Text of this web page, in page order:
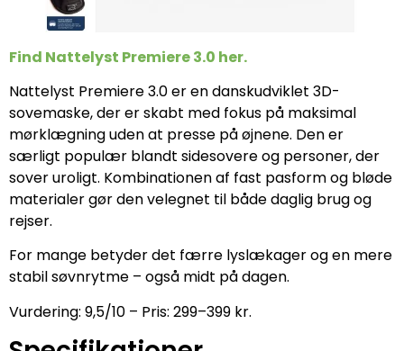
Find Nattelyst Premiere 3.0 her.
Nattelyst Premiere 3.0 er en danskudviklet 3D-
sovemaske, der er skabt med fokus på maksimal
mørklægning uden at presse på øjnene. Den er
særligt populær blandt sidesovere og personer, der
sover uroligt. Kombinationen af fast pasform og bløde
materialer gør den velegnet til både daglig brug og
rejser.
For mange betyder det færre lyslækager og en mere
stabil søvnrytme – også midt på dagen.
Vurdering: 9,5/10 – Pris: 299–399 kr.